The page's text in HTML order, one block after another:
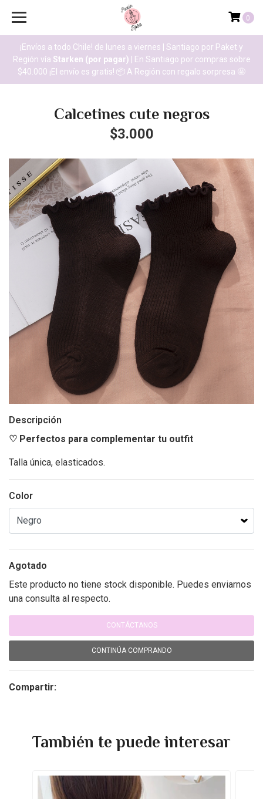
¡Envíos a todo Chile! de lunes a viernes
Santiago por Paket y
Región vía Starken (por pagar) | En Santiago por compras sobre
$40.000 ¡El envío es gratis! 📦 A Región con regalo sorpresa 🤩
0
Calcetines cute negros
$3.000
Descripción
♡ Perfectos para complementar tu outfit
Talla única, elasticados.
Color
Agotado
Este producto no tiene stock disponible. Puedes enviarnos
una consulta al respecto.
CONTÁCTANOS
CONTINÚA COMPRANDO
Compartir:
También te puede interesar